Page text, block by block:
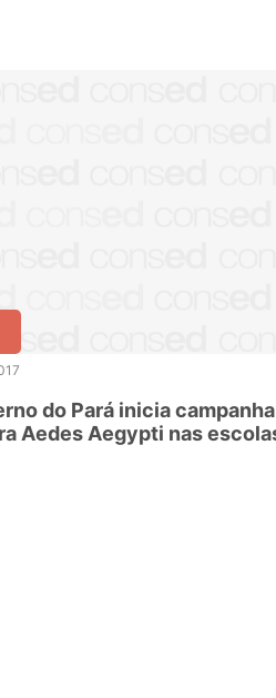
do Pará inicia campanha
Aedes Aegypti nas